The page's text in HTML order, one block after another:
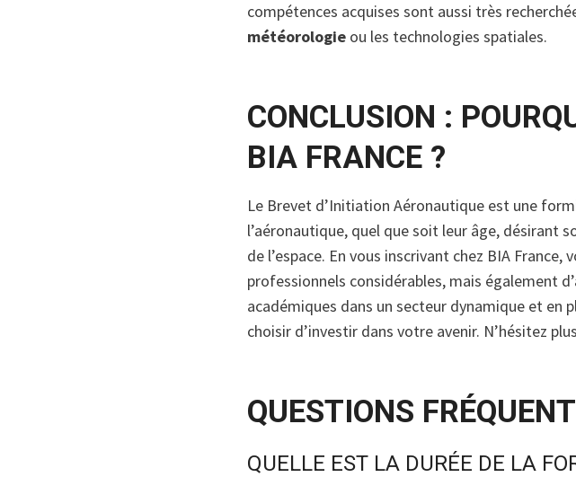
compétences acquises sont aussi très
météorologie ou les technologies spatiales.
CONCLUSION :
BIA FRANCE ?
Le Brevet d’Initiation Aéronautique est une
l’aéronautique, quel que soit leur âge, désirant
de l’espace. En vous inscrivant chez BIA
professionnels considérables, mais également
académiques dans un secteur dynamique et en
choisir d’investir dans votre avenir. N’hésitez
QUESTIONS
QUELLE EST LA DURÉE DE LA